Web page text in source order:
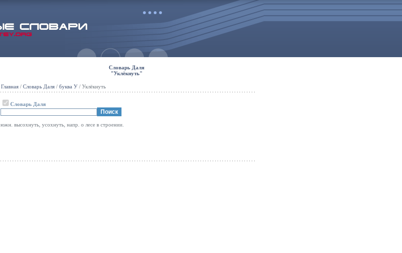
Словарь Даля
"Уклёкнуть"
Главная / Словарь Даля / буква У / Уклёкнуть
Словарь Даля
южн. высохнуть, усохнуть, напр. о лесе в строении.